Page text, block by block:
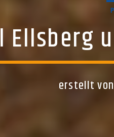
Ellsberg
erstellt